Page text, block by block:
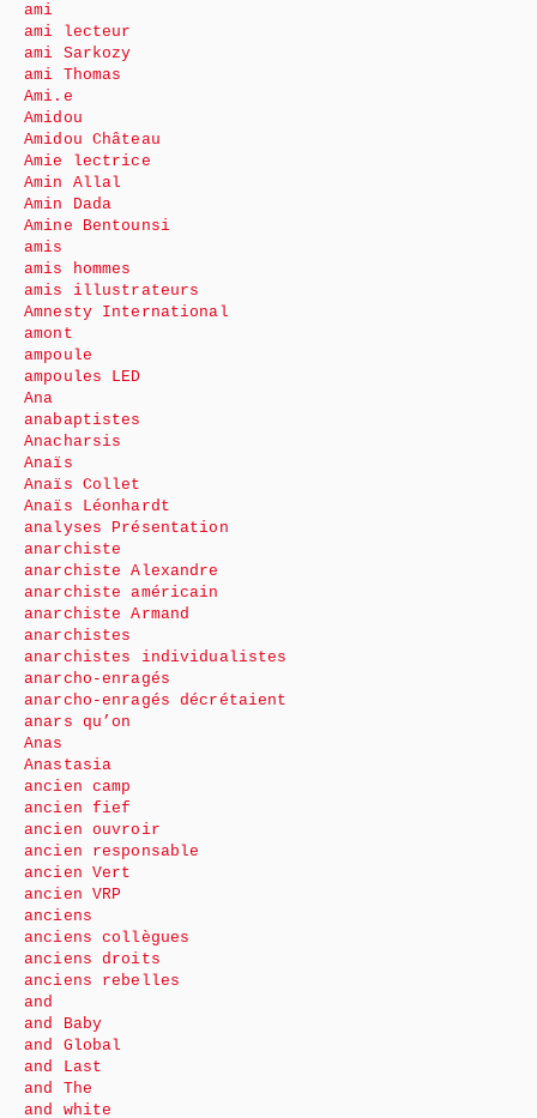
ami
ami lecteur
ami Sarkozy
ami Thomas
Ami.e
Amidou
Amidou Château
Amie lectrice
Amin Allal
Amin Dada
Amine Bentounsi
amis
amis hommes
amis illustrateurs
Amnesty International
amont
ampoule
ampoules LED
Ana
anabaptistes
Anacharsis
Anaïs
Anaïs Collet
Anaïs Léonhardt
analyses Présentation
anarchiste
anarchiste Alexandre
anarchiste américain
anarchiste Armand
anarchistes
anarchistes individualistes
anarcho-enragés
anarcho-enragés décrétaient
anars qu’on
Anas
Anastasia
ancien camp
ancien fief
ancien ouvroir
ancien responsable
ancien Vert
ancien VRP
anciens
anciens collègues
anciens droits
anciens rebelles
and
and Baby
and Global
and Last
and The
and white